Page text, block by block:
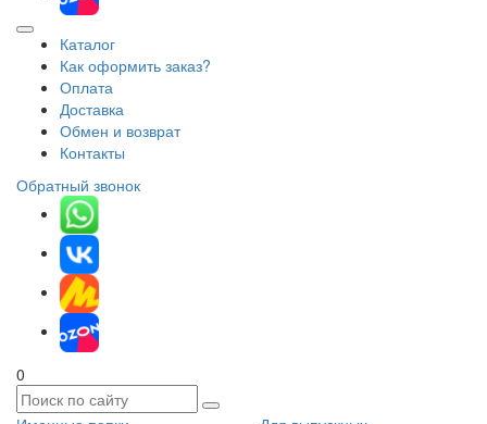
Каталог
Как оформить заказ?
Оплата
Доставка
Обмен и возврат
Контакты
Обратный звонок
0